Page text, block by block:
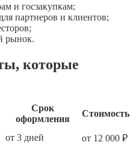
и госзакупкам;
партнеров и клиентов;
рынок.
которые
Срок
оформления
Стоимость
от 3 дней
от 12 000 ₽